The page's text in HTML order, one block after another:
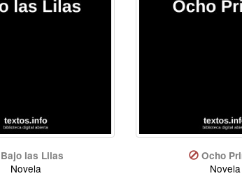
Bajo las Lilas
Novela
Ocho
Novela